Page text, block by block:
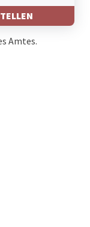
Amtes.